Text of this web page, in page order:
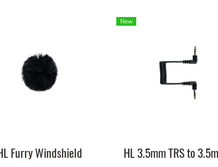
Furry Windshield
New